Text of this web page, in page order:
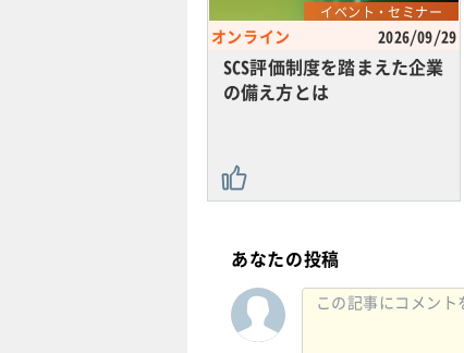
イベント・セミナー
オンライン 2026/09/29
SCS評価制度を踏まえた企業
の備え方とは
あなたの投稿